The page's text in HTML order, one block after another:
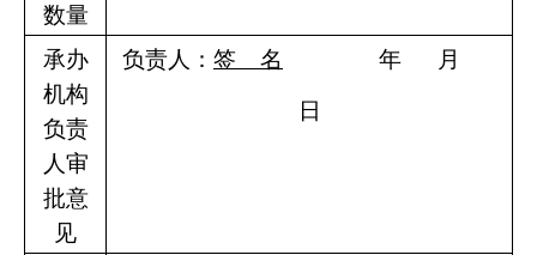
数量
承办
机构
负责
人审
批意
见
负责人： 签 名 年 月
日